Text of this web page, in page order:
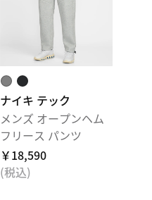
ナイキ テック
メンズ オープンヘム
フリース パンツ
￥18,590
(税込)